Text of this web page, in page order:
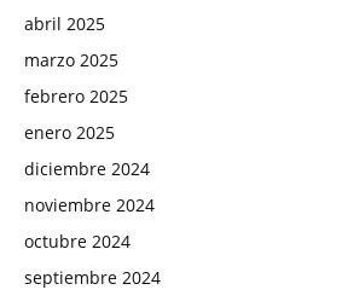
abril 2025
marzo 2025
febrero 2025
enero 2025
diciembre 2024
noviembre 2024
octubre 2024
septiembre 2024